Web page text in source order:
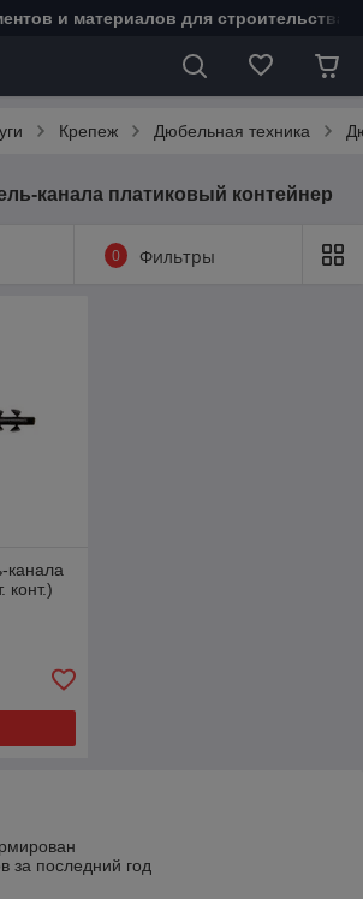
и материалов для строительства
Крепеж Дюбельная техника
канала платиковый контейнер
0 Фильтры
канала
конт.)
за последний год